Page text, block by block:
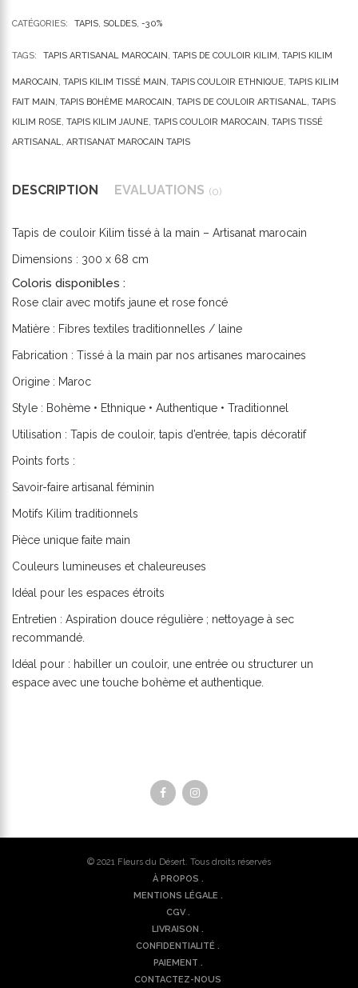
CATÉGORIES: TAPIS SOLDES -30%
TAGS: TAPIS ARTISANAL MAROCAIN TAPIS DE COULOIR KILIM TAPIS KILIM
MAROCAIN TAPIS KILIM TISSÉ MAIN TAPIS COULOIR ETHNIQUE TAPIS KILIM
FAIT MAIN
TAPIS BOHÈME MAROCAIN TAPIS DE COULOIR ARTISANAL TAPIS
KILIM ROSE TAPIS KILIM JAUNE TAPIS COULOIR MAROCAIN
TAPIS TISSÉ
ARTISANAL ARTISANAT MAROCAIN TAPIS
DESCRIPTION ÉVALUATIONS (0)
Tapis de couloir Kilim tissé à la main – Artisanat marocain
Dimensions : 300 x 68 cm
Coloris disponibles :
Rose clair avec motifs jaune et rose foncé
Matière : Fibres textiles traditionnelles / laine
Fabrication : Tissé à la main par nos artisanes marocaines
Origine : Maroc
Style : Bohème • Ethnique • Authentique • Traditionnel
Utilisation : Tapis de couloir, tapis d’entrée, tapis décoratif
Points forts :
Savoir-faire artisanal féminin
Motifs Kilim traditionnels
Pièce unique faite main
Couleurs lumineuses et chaleureuses
Idéal pour les espaces étroits
Entretien : Aspiration douce régulière ; nettoyage à sec
recommandé.
Idéal pour : habiller un couloir, une entrée ou structurer un
espace avec une touche bohème et authentique.
© 2021 Fleurs du Désert. Tous droits réservés
À PROPOS .
MENTIONS LÉGALE .
CGV .
LIVRAISON .
CONFIDENTIALITÉ .
PAIEMENT .
CONTACTEZ-NOUS